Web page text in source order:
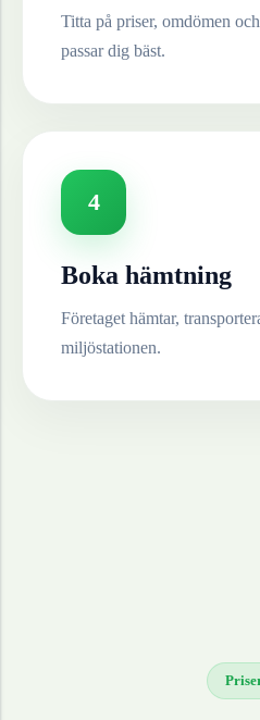
Titta på priser, omdömen
passar dig bäst.
4
Boka hämtning
Företaget hämtar,
miljöstationen.